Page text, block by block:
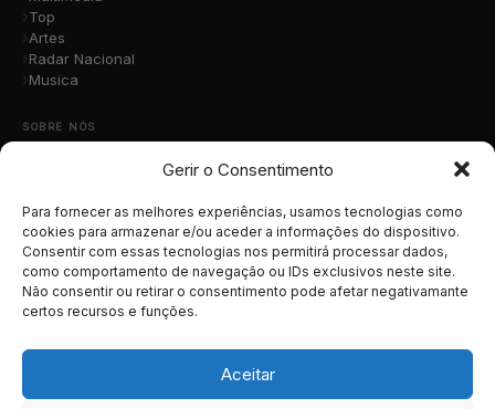
Gerir o Consentimento
Para fornecer as melhores experiências, usamos tecnologias como
cookies para armazenar e/ou aceder a informações do dispositivo.
Consentir com essas tecnologias nos permitirá processar dados,
como comportamento de navegação ou IDs exclusivos neste site.
Não consentir ou retirar o consentimento pode afetar negativamante
certos recursos e funções.
Aceitar
Top
Artes
Radar Nacional
Musica
SOBRE NÓS
Contacto
Submete a Tua Música
Publicidade
Apoiar o Projeto